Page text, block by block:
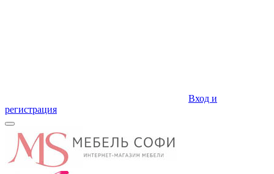
Вход и
регистрация